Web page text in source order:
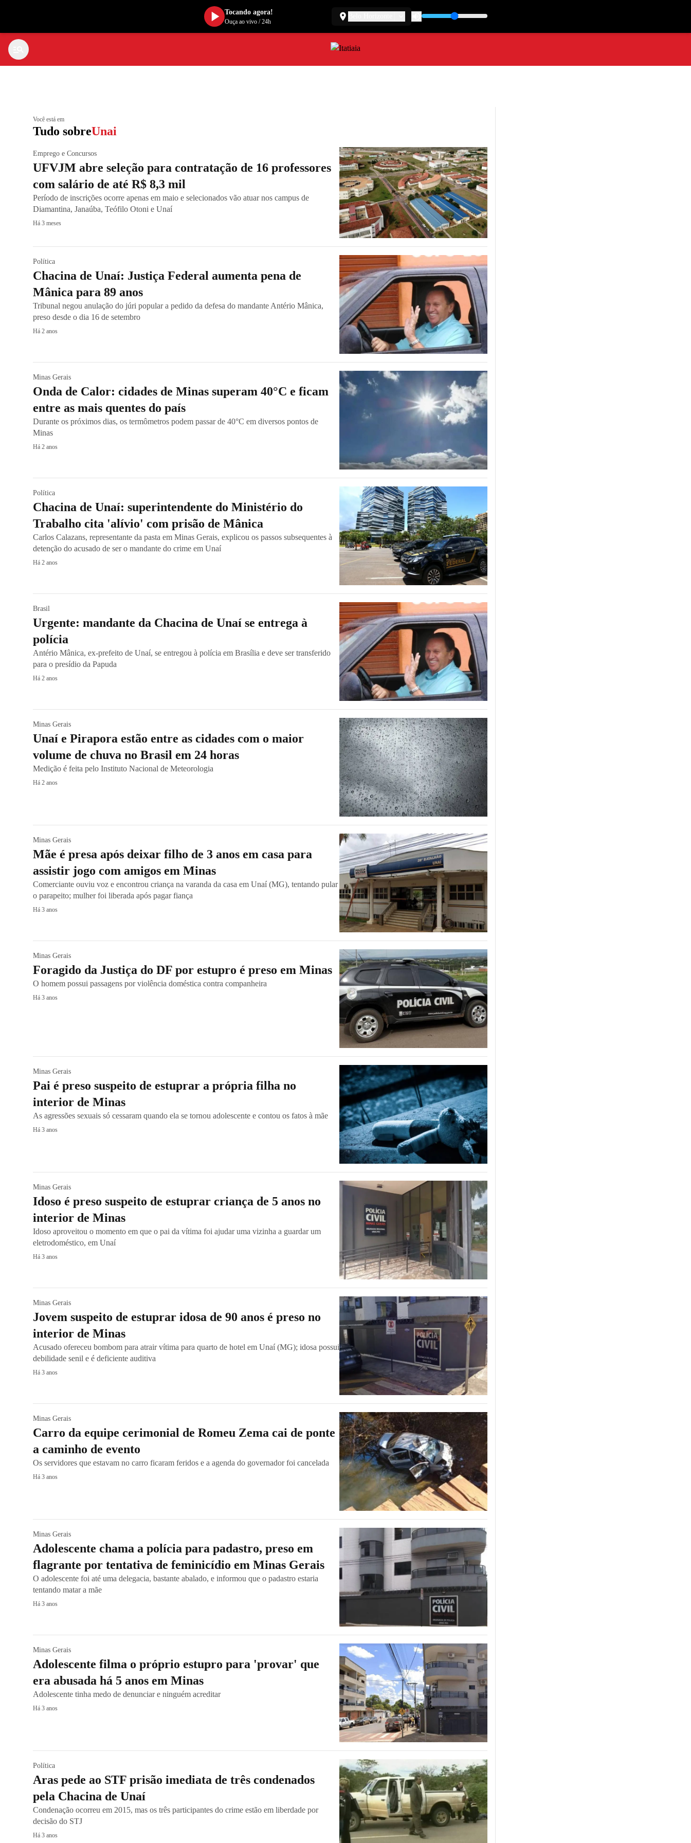
Você está em
Tudo sobreUnai
Emprego e Concursos
UFVJM abre seleção para contratação de 16 professores
com salário de até R$ 8,3 mil
Período de inscrições ocorre apenas em maio e selecionados vão atuar nos campus de
Diamantina, Janaúba, Teófilo Otoni e Unaí
Há 3 meses
Política
Chacina de Unaí: Justiça Federal aumenta pena de
Mânica para 89 anos
Tribunal negou anulação do júri popular a pedido da defesa do mandante Antério Mânica,
preso desde o dia 16 de setembro
Há 2 anos
Minas Gerais
Onda de Calor: cidades de Minas superam 40°C e ficam
entre as mais quentes do país
Durante os próximos dias, os termômetros podem passar de 40°C em diversos pontos de
Minas
Há 2 anos
Política
Chacina de Unaí: superintendente do Ministério do
Trabalho cita 'alívio' com prisão de Mânica
Carlos Calazans, representante da pasta em Minas Gerais, explicou os passos subsequentes à
detenção do acusado de ser o mandante do crime em Unaí
Há 2 anos
Brasil
Urgente: mandante da Chacina de Unaí se entrega à
polícia
Antério Mânica, ex-prefeito de Unaí, se entregou à polícia em Brasília e deve ser transferido
para o presídio da Papuda
Há 2 anos
Minas Gerais
Unaí e Pirapora estão entre as cidades com o maior
volume de chuva no Brasil em 24 horas
Medição é feita pelo Instituto Nacional de Meteorologia
Há 2 anos
Minas Gerais
Mãe é presa após deixar filho de 3 anos em casa para
assistir jogo com amigos em Minas
Comerciante ouviu voz e encontrou criança na varanda da casa em Unaí (MG), tentando pular
o parapeito; mulher foi liberada após pagar fiança
Há 3 anos
Minas Gerais
Foragido da Justiça do DF por estupro é preso em Minas
O homem possui passagens por violência doméstica contra companheira
Há 3 anos
Minas Gerais
Pai é preso suspeito de estuprar a própria filha no
interior de Minas
As agressões sexuais só cessaram quando ela se tornou adolescente e contou os fatos à mãe
Há 3 anos
Minas Gerais
Idoso é preso suspeito de estuprar criança de 5 anos no
interior de Minas
Idoso aproveitou o momento em que o pai da vítima foi ajudar uma vizinha a guardar um
eletrodoméstico, em Unaí
Há 3 anos
Minas Gerais
Jovem suspeito de estuprar idosa de 90 anos é preso no
interior de Minas
Acusado ofereceu bombom para atrair vítima para quarto de hotel em Unaí (MG); idosa possui
debilidade senil e é deficiente auditiva
Há 3 anos
Minas Gerais
Carro da equipe cerimonial de Romeu Zema cai de ponte
a caminho de evento
Os servidores que estavam no carro ficaram feridos e a agenda do governador foi cancelada
Há 3 anos
Minas Gerais
Adolescente chama a polícia para padastro, preso em
flagrante por tentativa de feminicídio em Minas Gerais
O adolescente foi até uma delegacia, bastante abalado, e informou que o padastro estaria
tentando matar a mãe
Há 3 anos
Minas Gerais
Adolescente filma o próprio estupro para 'provar' que
era abusada há 5 anos em Minas
Adolescente tinha medo de denunciar e ninguém acreditar
Há 3 anos
Política
Aras pede ao STF prisão imediata de três condenados
pela Chacina de Unaí
Condenação ocorreu em 2015, mas os três participantes do crime estão em liberdade por
decisão do STJ
Há 3 anos
Tocando agora!
Ouça ao vivo/24h